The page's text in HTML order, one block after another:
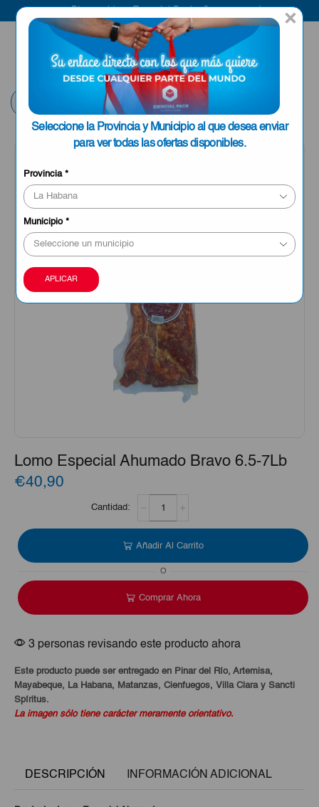
×
Seleccione la Provincia y Municipio al que desea enviar
para ver todas las ofertas disponibles.
Provincia*
Municipio*
APLICAR
ENVIAR A LA
HABANA
Lomo Especial Ahumado Bravo 6.5-7Lb
€40,90
Especial
6.5-
7Lb
cantidad
Añadir Al Carrito
O
Comprar Ahora
3 personas revisando este producto ahora
Este producto puede ser entregado en Pinar del Río, Artemisa,
Mayabeque, La Habana, Matanzas, Cienfuegos, Villa Clara y Sancti
Spíritus.
La imagen sólo tiene carácter meramente orientativo.
DESCRIPCIÓN INFORMACIÓN ADICIONAL